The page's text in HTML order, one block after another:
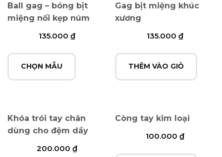
Ball gag – bóng bịt
miệng nối kẹp núm
135.000₫
CHỌN MẪU
Gag bịt miệng khúc
xương
135.000 ₫
THÊM VÀO GIỎ
Khóa trói tay chân
dùng cho đệm dầy
200.000₫
Còng tay kim loại
100.000 ₫